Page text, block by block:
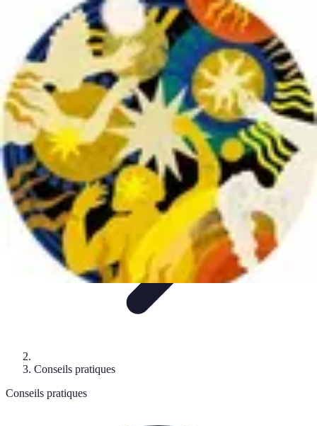
Trouver un Serrurier
Conseils pratiquesChoisir un serrurierRecherche de
serrurierConseils et AstucesSécurité
Trouver un Serrurier
Conseils pratiques
Conseils pratiques